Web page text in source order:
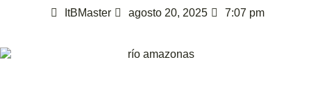
ItBMaster agosto 20, 2025 7:07 pm